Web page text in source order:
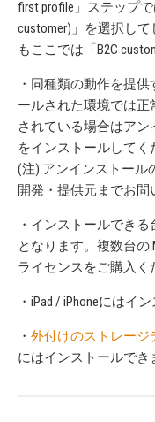
first profile」ステップで
customer)」を選択し
もここでは「B2C
・同種類の動作を提
ールされた環境では
されている場合はアン
をインストールしてく
(注) アンインストール
開発・提供元までお問
・インストールでき
となります。複数台の
ライセンスをご購入く
・iPad / iPhoneにはイ
・ 外付けのストレージ
にはインストールでき